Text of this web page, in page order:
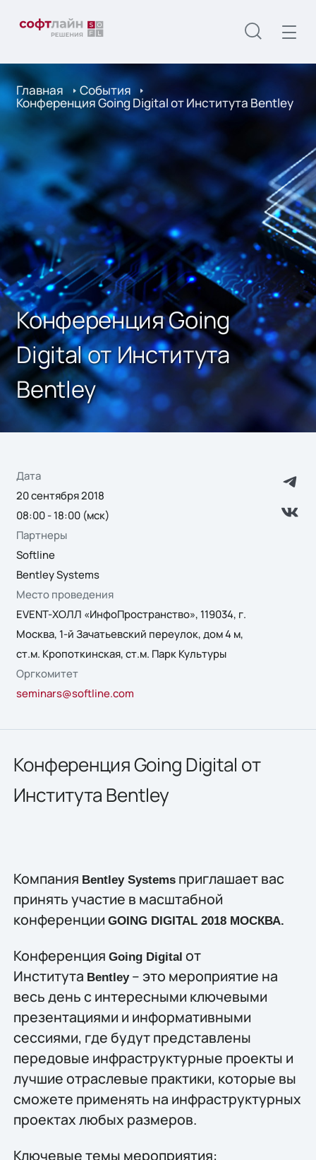
Главная События
Конференция Going Digital от Института Bentley
Конференция Going
Digital от Института
Bentley
Дата
20 сентября 2018
08:00 - 18:00 (мск)
Партнеры
Softline
Bentley Systems
Место проведения
EVENT-ХОЛЛ «ИнфоПространство», 119034, г.
Москва, 1-й Зачатьевский переулок, дом 4 м,
ст.м. Кропоткинская, ст.м. Парк Культуры
Оргкомитет
seminars@softline.com
Конференция Going Digital от
Института Bentley
Компания Bentley Systemsприглашает вас
принять участие в масштабной
конференции GOING DIGITAL 2018 МОСКВА.
Конференция Going Digital от
Института Bentley– это мероприятие на
весь день с интересными ключевыми
презентациями и информативными
сессиями, где будут представлены
передовые инфраструктурные проекты и
лучшие отраслевые практики, которые вы
сможете применять на инфраструктурных
проектах любых размеров.
Ключевые темы мероприятия: